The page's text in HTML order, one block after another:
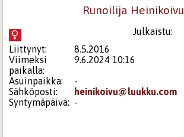
Runoilija Heinikoivu
Julkaistu:
Liittynyt:
8.5.2016
Viimeksi
paikalla:
9.6.2024 10:16
Asuinpaikka:
-
Sähköposti:
heinikoivu@luukku.com
Syntymäpäivä: -